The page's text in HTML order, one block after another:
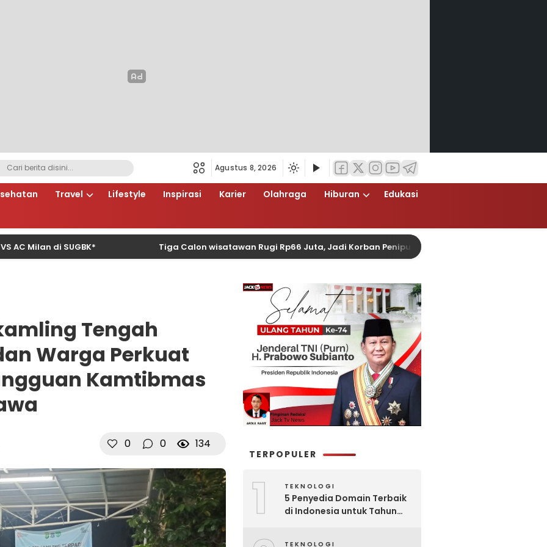
Agustus 8, 2026
Travel Lifestyle Inspirasi Karier Olahraga Hiburan
Edukasi
di SUGBK* Tiga Calon wisatawan Rugi Rp66 Juta, Jadi Korban Penipuan Pengurusan Visa Taiwan
Tengah
Warga Perkuat
Kamtibmas
0 0 134
TERPOPULER
1 TEKNOLOGI
5 Penyedia Domain Terbaik
di Indonesia untuk Tahun
TEKNOLOGI